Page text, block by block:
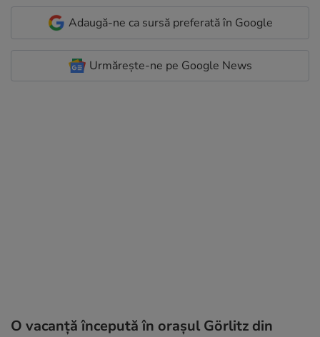
Adaugă-ne ca sursă preferată în Google
Urmărește-ne pe Google News
O vacanță începută în orașul Görlitz din